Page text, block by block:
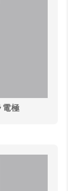
電極